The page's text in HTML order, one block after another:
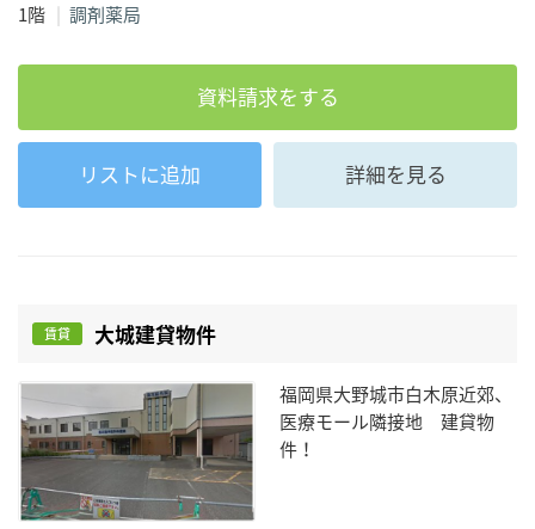
1階
調剤薬局
資料請求をする
リストに追加 詳細を見る
賃貸 大城建貸物件
福岡県大野城市白木原近郊、
医療モール隣接地 建貸物
件！